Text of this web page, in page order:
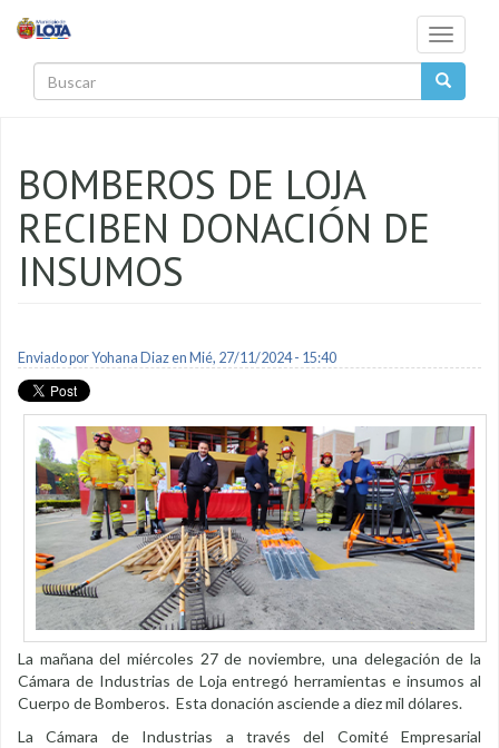
Toggle
BOMBEROS DE LOJA
RECIBEN DONACIÓN DE
INSUMOS
Enviado porYohana Diazen Mié, 27/11/2024 - 15:40
La mañana del miércoles 27 de noviembre, una delegación de la
Cámara de Industrias de Loja entregó herramientas e insumos al
Cuerpo de Bomberos. Esta donación asciende a diez mil dólares.
La Cámara de Industrias a través del Comité Empresarial